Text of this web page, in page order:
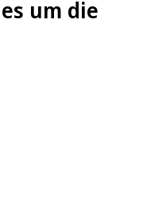
um die